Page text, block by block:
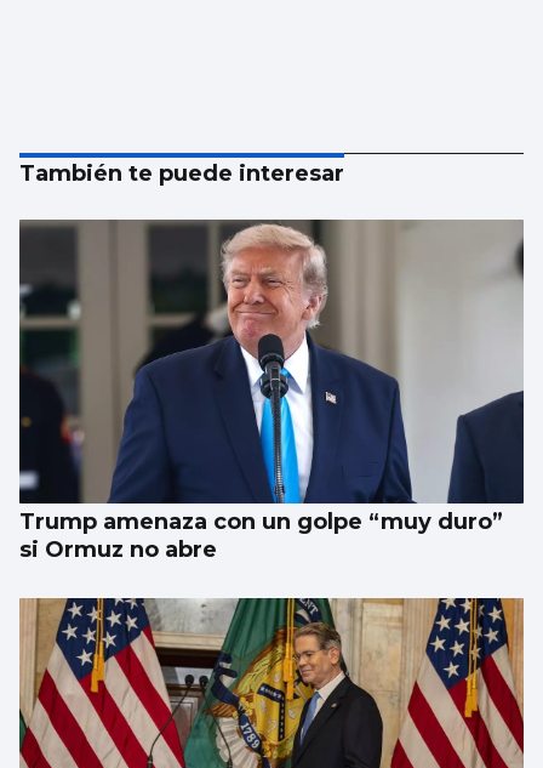
También te puede interesar
Trump amenaza con un golpe “muy duro”
si Ormuz no abre